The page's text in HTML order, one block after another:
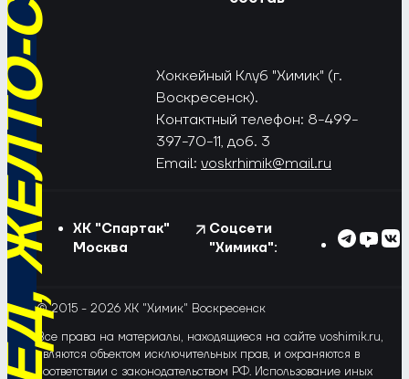
Хоккейный Клуб "Химик" (г.
Воскресенск).
Контактный телефон: 8-499-
397-70-11, доб. 3
Email: voskrhimik@mail.ru
ХК "Спартак"
Москва
Соцсети
"Химика":
© 2015 - 2026 ХК "Химик" Воскресенск
Все права на материалы, находящиеся на сайте voshimik.ru,
являются объектом исключительных прав, и охраняются в
соответствии с законодательством РФ. Использование иных